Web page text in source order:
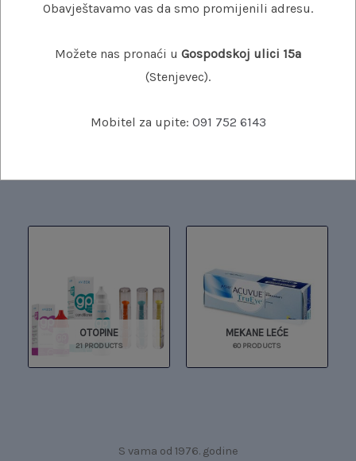
Kategorije proizvoda
OTOPINE
21 PRODUCTS
MEKANE LEĆE
60 PRODUCTS
S vama od 1976. godine
Obavještavamo vas da smo promijenili adresu.
Možete nas pronaći u Gospodskoj ulici 15a
(Stenjevec).
Mobitel za upite: 091 752 6143